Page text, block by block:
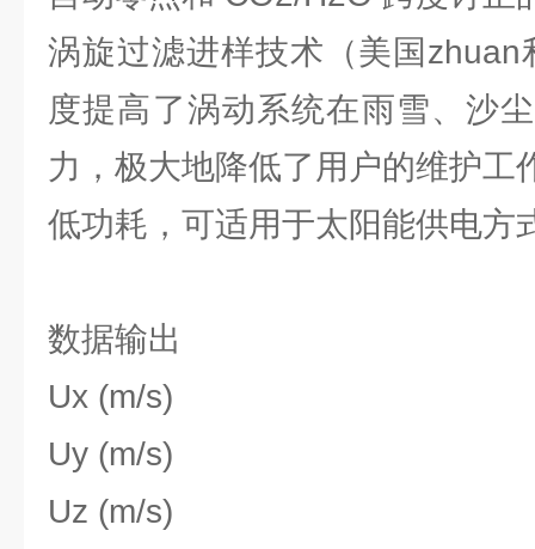
涡旋过滤进样技术（美国
度提高了涡动系统在雨雪、沙
力，极大地降低了用户的维护工
低功耗，可适用于太阳能供电方
数据输出
Ux (m/s)
Uy (m/s)
Uz (m/s)